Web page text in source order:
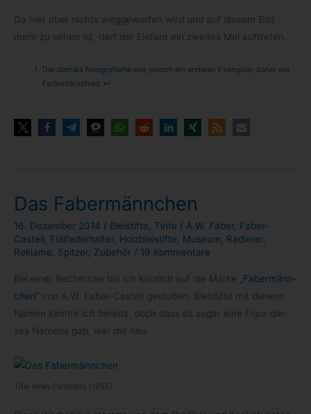
Da hier aber nichts weg­ge­wor­fen wird und auf die­sem Bild
mehr zu sehen ist, darf der Ele­fant ein zwei­tes Mal auftreten.
Der damals foto­gra­fierte war jedoch ein ande­res Exem­plar; daher der
Farb­un­ter­schied. ↩
Das Fabermännchen
16. Dezember 2014 / Bleistifte Tinte / A.W. Faber Faber-
Castell
Füllfederhalter Holzbleistifte Museum Radierer
Reklame
Spitzer Zubehör / 19 Kommentare
Bei einer Recher­che bin ich kürz­lich auf die Marke
„Faber­männ­
chen“ von A.W. Faber-​Castell gesto­ßen. Blei­stifte mit die­sem
Namen kannte ich bereits, doch dass es sogar eine Figur die­
ses Namens gab, war mir neu.
Titel eines Falt­blatts (1955)